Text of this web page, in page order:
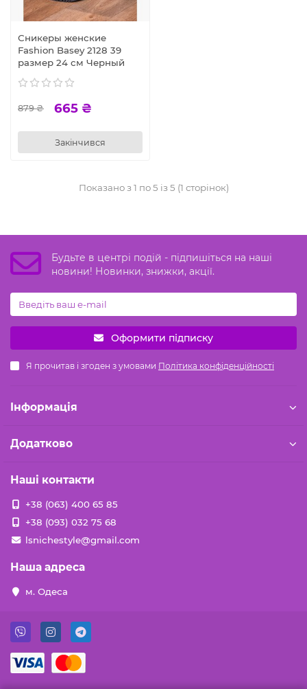
Сникеры женские
Fashion Basey 2128 39
размер 24 см Черный
879 ₴ 665 ₴
Закінчився
Показано з 1 по 5 із 5 (1 сторінок)
Будьте в центрі подій - підпишіться на наші
новини! Новинки, знижки, акції.
Оформити підписку
Я прочитав і згоден з умовами Політика конфіденційності
Iнформація
Додатково
Наші контакти
+38 (063) 400 65 85
+38 (093) 032 75 68
lsnichestyle@gmail.com
Наша адреса
м. Одеса